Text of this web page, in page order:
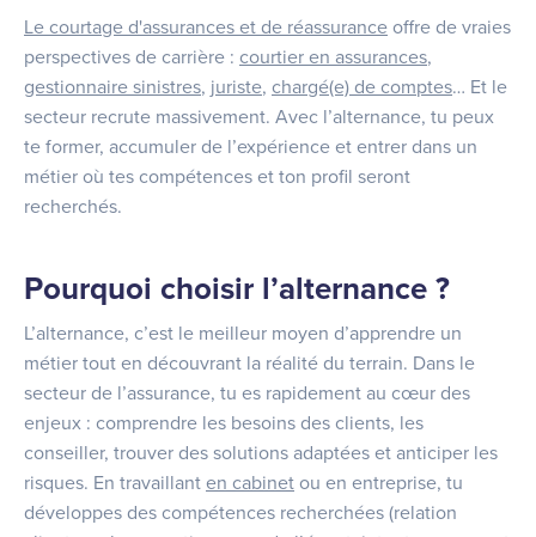
Le courtage d'assurances et de réassurance offre de vraies
perspectives de carrière : courtier en assurances,
gestionnaire sinistres, juriste, chargé(e) de comptes… Et le
secteur recrute massivement. Avec l’alternance, tu peux
te former, accumuler de l’expérience et entrer dans un
métier où tes compétences et ton profil seront
recherchés.
Pourquoi choisir l’alternance ?
L’alternance, c’est le meilleur moyen d’apprendre un
métier tout en découvrant la réalité du terrain. Dans le
secteur de l’assurance, tu es rapidement au cœur des
enjeux : comprendre les besoins des clients, les
conseiller, trouver des solutions adaptées et anticiper les
risques. En travaillant en cabinet ou en entreprise, tu
développes des compétences recherchées (relation